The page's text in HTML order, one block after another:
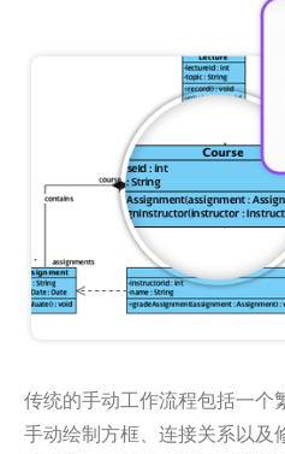
传统的手动工作流程包括一个
手动绘制方框、连接关系以及